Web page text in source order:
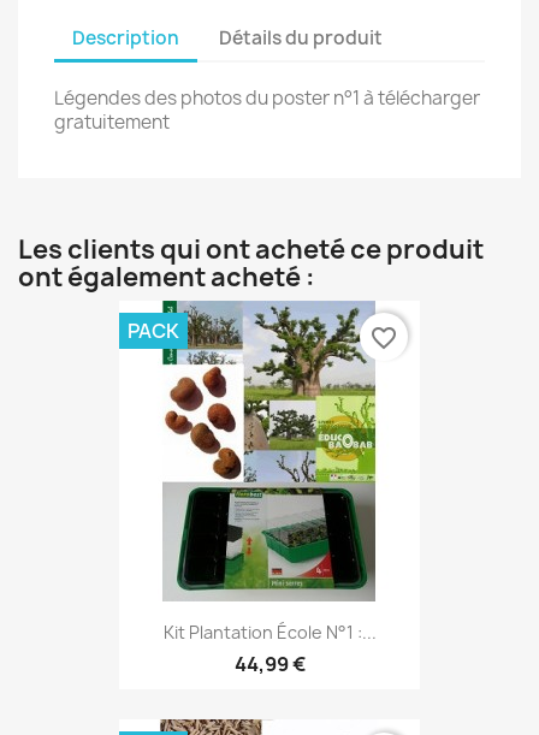
Description Détails du produit
Légendes des photos du poster n°1 à télécharger
gratuitement
Les clients qui ont acheté ce produit
ont également acheté :
Kit Plantation École N°1 :...
44,99 €
PACK favorite_border